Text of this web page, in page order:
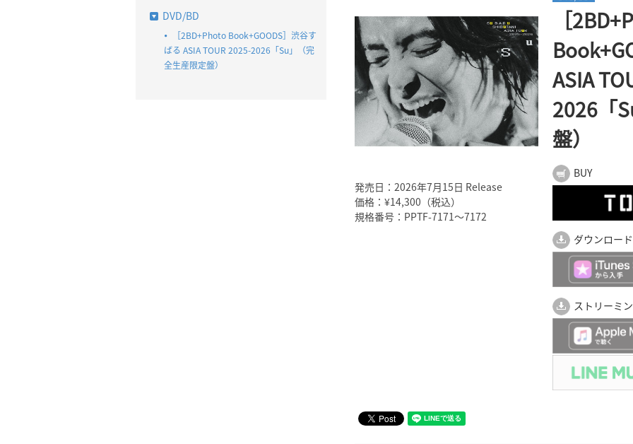
DVD/BD
［2BD+Photo Book+GOODS］渋谷す
ばる ASIA TOUR 2025-2026「Su」（完
全生産限定盤）
発売日：2026年7月15日 Release
価格：¥14,300（税込）
規格番号：PPTF-7171～7172
［
ASIA
2026「
盤）
BUY
ダウンロード
ストリーミ